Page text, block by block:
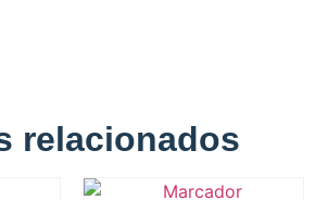
relacionados